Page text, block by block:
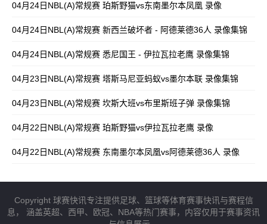
04月24日NBL(A)常规赛 珀斯野猫vs东南墨尔本凤凰 录像
04月24日NBL(A)常规赛 新西兰破坏者 - 阿德莱德36人 录像集锦
04月24日NBL(A)常规赛 悉尼国王 - 伊拉瓦拉老鹰 录像集锦
04月23日NBL(A)常规赛 塔斯马尼亚蚂蚁vs墨尔本联 录像集锦
04月23日NBL(A)常规赛 坎斯大班vs布里斯班子弹 录像集锦
04月22日NBL(A)常规赛 珀斯野猫vs伊拉瓦拉老鹰 录像
04月22日NBL(A)常规赛 东南墨尔本凤凰vs阿德莱德36人 录像
Copyright 球赛快讯专注提供足球、篮球等体育赛事快讯与赛程信
息， 涵盖英超、西甲、欧冠、NBA等热门赛事，内容仅用于赛事资讯